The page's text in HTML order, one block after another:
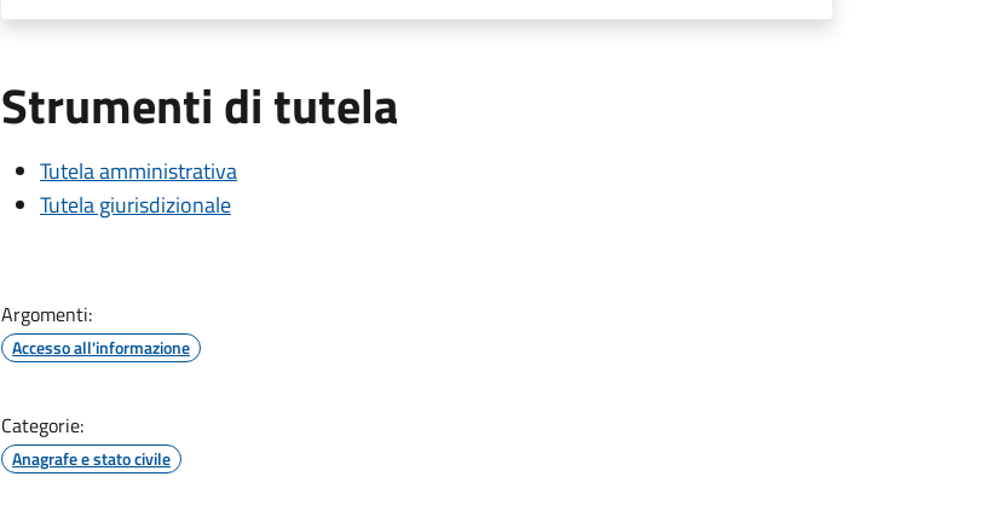
Strumenti di tutela
Tutela amministrativa
Tutela giurisdizionale
Argomenti:
Accesso all'informazione
Categorie:
Anagrafe e stato civile